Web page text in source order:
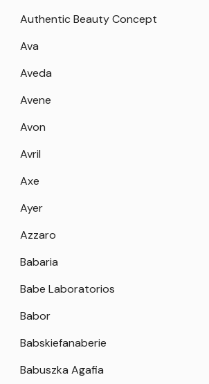
Authentic Beauty Concept
Ava
Aveda
Avene
Avon
Avril
Axe
Ayer
Azzaro
Babaria
Babe Laboratorios
Babor
Babskiefanaberie
Babuszka Agafia